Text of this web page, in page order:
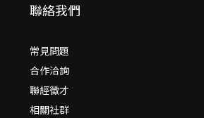
聯絡我們
常見問題
合作洽詢
聯經徵才
相關社群